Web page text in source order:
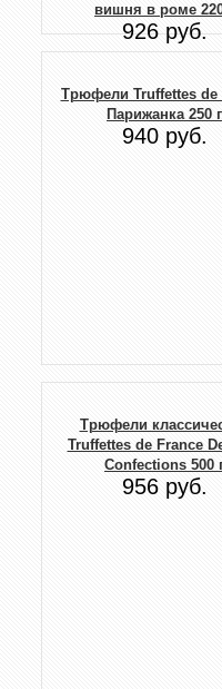
вишня в роме
926 руб.
Трюфели Truffettes de
Парижанка 250 г
940 руб.
Трюфели
Truffettes de France
Confections 500
956 руб.